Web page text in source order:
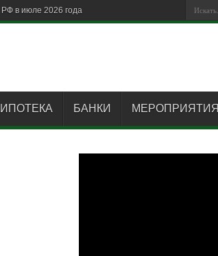
РФ в июле 2026 года
ИПОТЕКА БАНКИ МЕРОПРИЯТИЯ